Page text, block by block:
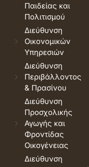
Παιδείας και
Πολιτισμού
Διεύθυνση
Οικονομικών
Υπηρεσιών
Διεύθυνση
Περιβάλλοντος
& Πρασίνου
Διεύθυνση
Προσχολικής
Αγωγής και
Φροντίδας
Οικογένειας
Διεύθυνση